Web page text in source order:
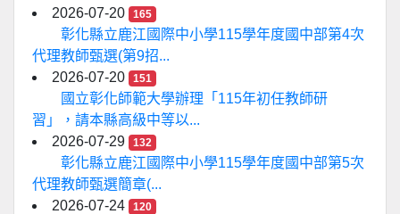
2026-07-20
165
彰化縣立鹿江國際中小學115學年度國中部第4次
代理教師甄選(第9招...
2026-07-20
151
國立彰化師範大學辦理「115年初任教師研
習」，請本縣高級中等以...
2026-07-29
132
彰化縣立鹿江國際中小學115學年度國中部第5次
代理教師甄選簡章(...
2026-07-24
120